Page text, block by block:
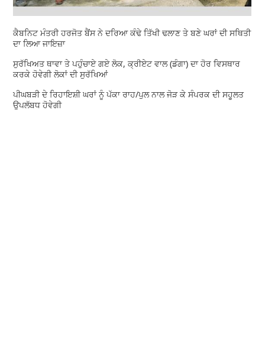
ਕੈਬਨਿਟ ਮੰਤਰੀ ਹਰਜੋਤ ਬੈਂਸ ਨੇ ਦਰਿਆ ਕੰਢੇ ਤਿੱਖੀ ਢਲਾਣ ਤੇ ਬਣੇ ਘਰਾਂ ਦੀ ਸਥਿਤੀ
ਦਾ ਲਿਆ ਜਾਇਜ਼ਾ
ਸੁਰੱਖਿਅਤ ਥਾਵਾ ਤੇ ਪਹੁੰਚਾਏ ਗਏ ਲੋਕ, ਕ੍ਰੀਏਟ ਵਾਲ (ਡੰਗਾ) ਦਾ ਹੋਰ ਵਿਸਥਾਰ
ਕਰਕੇ ਹੋਵੇਗੀ ਲੋਕਾਂ ਦੀ ਸੁਰੱਖਿਆਂ
ਪੀਘਬੜੀ ਦੇ ਰਿਹਾਇਸ਼ੀ ਘਰਾਂ ਨੂੰ ਪੱਕਾ ਰਾਹ/ਪੁਲ ਨਾਲ ਜੋੜ ਕੇ ਸੰਪਰਕ ਦੀ ਸਹੂਲਤ
ਉਪਲੱਬਧ ਹੋਵੇਗੀ